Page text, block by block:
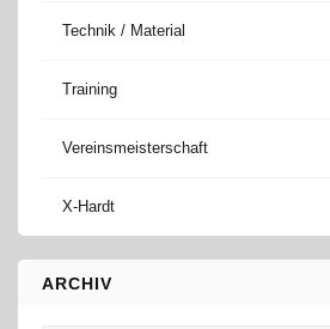
Technik / Material
Training
Vereinsmeisterschaft
X-Hardt
ARCHIV